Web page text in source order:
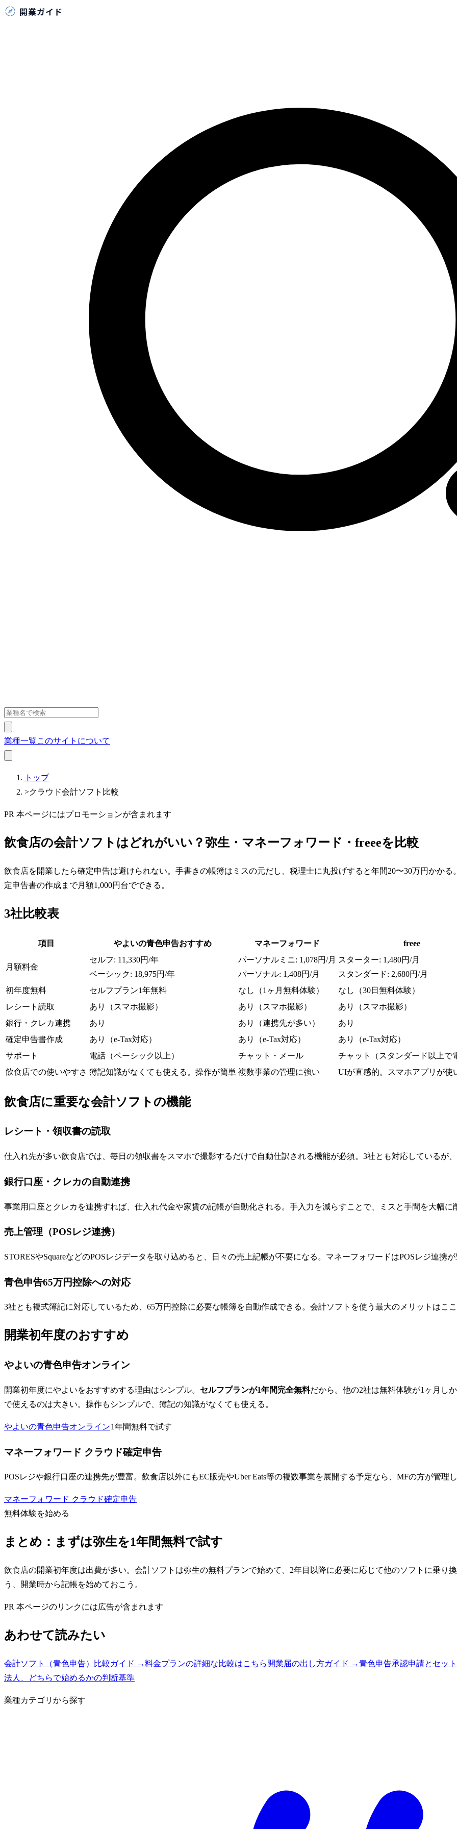
業種一覧このサイトについて
トップ
>クラウド会計ソフト比較
PR 本ページにはプロモーションが含まれます
飲食店の会計ソフトはどれがいい？弥生・マネーフォワード・freeeを比較
飲食店を開業したら確定申告は避けられない。手書きの帳簿はミスの元だし、税理士に丸投げすると年間20〜30万円かか
定申告書の作成まで月額1,000円台でできる。
3社比較表
項目 やよいの青色申告おすすめ マネーフォワード freee
月額料金
セルフ: 11,330円/年
ベーシック: 18,975円/年
パーソナルミニ: 1,078円/月
パーソナル: 1,408円/月
スターター: 1,480円/月
スタンダード: 2,680円/月
初年度無料
セルフプラン1年無料 なし（1ヶ月無料体験）
なし（30日無料体験）
レシート読取
あり（スマホ撮影） あり（スマホ撮影）
あり（スマホ撮影）
銀行・クレカ連携
あり あり（連携先が多い）
あり
確定申告書作成
あり（e-Tax対応） あり（e-Tax対応）
あり（e-Tax対応）
サポート
電話（ベーシック以上） チャット・メール
チャット（スタンダード以上で
飲食店での使いやすさ 簿記知識がなくても使える。操作が簡単 複数事業の管理に強い UIが直感的。スマホアプリが使
飲食店に重要な会計ソフトの機能
レシート・領収書の読取
仕入れ先が多い飲食店では、毎日の領収書をスマホで撮影するだけで自動仕訳される機能が必須。3社とも対応しているが
銀行口座・クレカの自動連携
事業用口座とクレカを連携すれば、仕入れ代金や家賃の記帳が自動化される。手入力を減らすことで、ミスと手間を大幅に
売上管理（POSレジ連携）
STORESやSquareなどのPOSレジデータを取り込めると、日々の売上記帳が不要になる。マネーフォワードはPOSレジ連携が
青色申告65万円控除への対応
3社とも複式簿記に対応しているため、65万円控除に必要な帳簿を自動作成できる。会計ソフトを使う最大のメリットはここ
開業初年度のおすすめ
やよいの青色申告オンライン
開業初年度にやよいをおすすめする理由はシンプル。 セルフプランが1年間完全無料だから。他の2社は無料体験が1ヶ月し
で使えるのは大きい。操作もシンプルで、簿記の知識がなくても使える。
やよいの青色申告オンライン1年間無料で試す
マネーフォワード クラウド確定申告
POSレジや銀行口座の連携先が豊富。飲食店以外にもEC販売やUber Eats等の複数事業を展開する予定なら、MFの方が管理し
マネーフォワード クラウド確定申告
無料体験を始める
まとめ：まずは弥生を1年間無料で試す
飲食店の開業初年度は出費が多い。会計ソフトは弥生の無料プランで始めて、2年目以降に必要に応じて他のソフトに乗り
う、開業時から記帳を始めておこう。
PR 本ページのリンクには広告が含まれます
あわせて読みたい
会計ソフト（青色申告）比較ガイド →料金プランの詳細な比較はこちら 開業届の出し方ガイド →青色申告承認申請とセッ
法人、どちらで始めるかの判断基準
業種カテゴリから探す